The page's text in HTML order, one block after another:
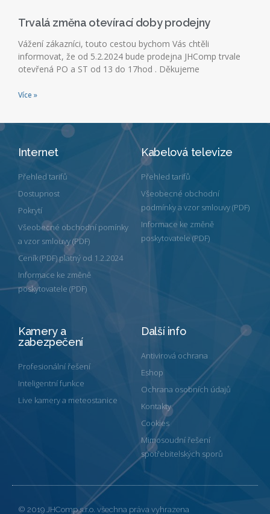
Trvalá změna otevírací doby prodejny
Vážení zákazníci, touto cestou bychom Vás chtěli
informovat, že od 5.2.2024 bude prodejna JHComp trvale
otevřená PO a ST od 13 do 17hod . Děkujeme
Více »
Internet
Přehled tarifů
Dostupnost
Pokrytí
Všeobecné obchodní pomínky
a vzor smlouvy (PDF)
Ceník (PDF) platný od 1.2.2024
Informace ke změně
poskytovatele (PDF)
Kabelová televize
Přehled tarifů
Všeobecné obchodní
podmínky a vzor smlouvy (PDF)
Informace ke změně
poskytovatele (PDF)
Kamery a
zabezpečení
Profesionální řešení
Inteligentní funkce
Live kamery a meteostanice
Další info
Antivirová ochrana
Eshop
Ochrana osobních údajů
Kontakty
Cookies
Mimosoudní řešení
spotřebitelských sporů
© 2019 JHComp s.r.o. všechna práva vyhrazena